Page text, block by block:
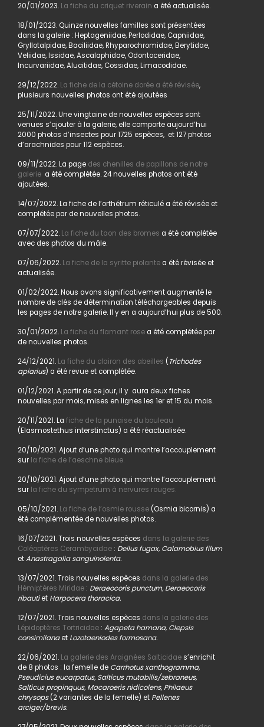
20/01/2023. La fiche du criquet riverain a été actualisée.
18/01/2023. Quinze nouvelles familles sont présentées
dans la galerie : Heptageniidae, Perlodidae, Capniidae,
Gryllotalpidae, Baciliidae, Rhyparochromidae, Berytidae,
Veliidae, Issidae, Ascalaphidae, Odontoceridae,
Incurvariidae, Alucitidae, Cossidae, Limacodidae.
29/12/2022. La fiche de la cétoine dorée a été révisée,
plusieurs nouvelles photos ont été ajoutées
25/11/2022. Une vingtaine de nouvelles espèces sont
venues s’ajouter à la galerie, elle comporte aujourd’hui
2000 photos d’insectes pour 1725 espèces, et 127 photos
d’arachnides pour 112 espèces.
09/11/2022. La page des chenilles de papillons de notre
galerie a été complétée. 24 nouvelles photos ont été
ajoutées.
14/07/2022. La fiche de l’orthétrum réticulé a été révisée et
complétée par de nouvelles photos.
07/07/2022. La fiche du taon des bromes a été complétée
avec des photos du mâle.
07/06/2022. La fiche de la syritte piolantea été révisée et
actualisée.
01/02/2022. Nous avons significativement augmenté le
nombre de clés de détermination téléchargeables depuis
les pages de notre galerie. Il y en a aujourd’hui plus de 500.
30/01/2022. La fiche du flamant rosea été complétée par
de nouvelles photos.
24/12/2021. La fiche du clairon des abeilles (Trichodes
apiarius) a été revue et complétée.
01/12/2021. A partir de ce jour, il y aura deux fiches
nouvelles par mois, mises en lignes les 1er et 15 du mois.
20/11/2021. La fiche de la punaise du bouleau
(Elasmostethus interstinctus) a été réactualisée.
20/10/2021. Ajout d’une photo qui montre l’accouplement
sur la fiche de l’aeschne bleue.
20/10/2021. Ajout d’une photo qui montre l’accouplement
sur la fiche du sympetrum à nervures rouges.
05/10/2021. La fiche de l’osmie rousse(Osmia bicornis) a
été complémentée de nouvelles photos.
16/07/2021. Trois nouvelles espèces dans la galerie des
Coléoptères Cerambycidae: Deilus fugax, Calamobius filum
etAnastragalia sanguinolenta.
13/07/2021. Trois nouvelles espèces dans la galerie des
Hémiptères Miridae: Deraeocoris punctum, Deraeocoris
ribautiet Harpocera thoracica.
12/07/2021. Trois nouvelles espèces dans la galerie des
Lépidoptères Tortricidae: Agapeta hamana, Clepsis
consimilanaet Lozotaeniodes formosana.
22/06/2021. La galerie des Araignées Salticidaes’enrichit
de 8 photos : la femelle de Carrhotus xanthogramma,
Pseudicius eucarpatus, Salticus mutabilis/zebraneus,
Salticus propinquus, Macaroeris nidicolens, Philaeus
chrysops(2 variantes de la femelle) et Pellenes
arciger/brevis.